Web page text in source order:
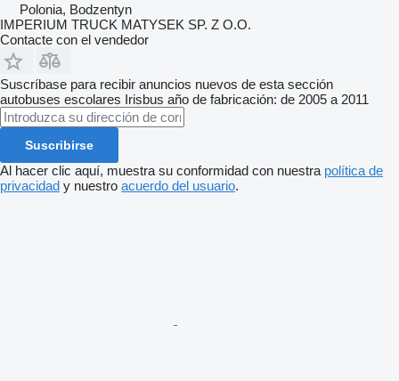
Polonia, Bodzentyn
IMPERIUM TRUCK MATYSEK SP. Z O.O.
Contacte con el vendedor
Suscríbase para recibir anuncios nuevos de esta sección
autobuses escolares Irisbus año de fabricación: de 2005 a 2011
Suscribirse
Al hacer clic aquí, muestra su conformidad con nuestra política de
privacidad y nuestro acuerdo del usuario.